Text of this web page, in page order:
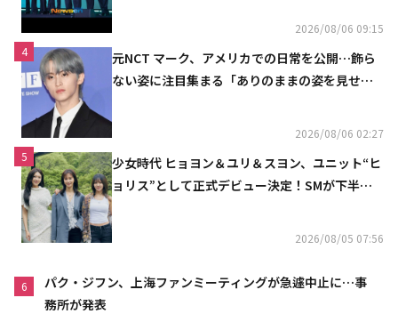
2026/08/06 09:15
4
元NCT マーク、アメリカでの日常を公開…飾ら
ない姿に注目集まる「ありのままの姿を見せた
2026/08/06 02:27
5
少女時代 ヒョヨン＆ユリ＆スヨン、ユニット“ヒ
ョリス”として正式デビュー決定！SMが下半期
2026/08/05 07:56
6
パク・ジフン、上海ファンミーティングが急遽中止に…事
務所が発表